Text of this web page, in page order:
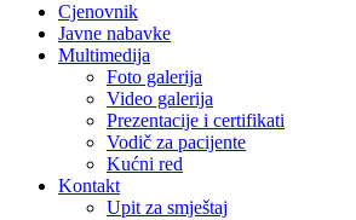
Cjenovnik
Javne nabavke
Multimedija
Foto galerija
Video galerija
Prezentacije i certifikati
Vodič za pacijente
Kućni red
Kontakt
Upit za smještaj